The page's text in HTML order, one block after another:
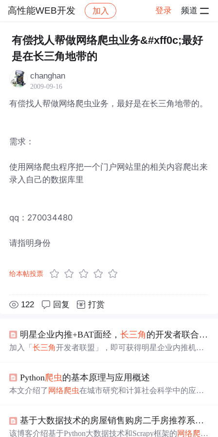
高性能WEB开发 加入 登录 频道
社区 高性能WEB开发 帖子详情
有偿找人帮做网络爬虫业务&#xff0c;最好
是在长三角地带的
changhan
2009-09-16
有偿找人帮做网络爬虫业务，最好是在长三角地带的。
需求：
使用网络爬虫程序把一个门户网站里的相关内容爬出来
录入自己的数据库里
qq：270034480
请指明身份
给本帖投票
122 回复 打赏
明星企业内推+BAT面经，长三角 的开发者联合起来！
加入「长三角开发者联盟」，即可获得明星企业内推机
动优先参与权。适合长三角地区的优秀开发者。
Python爬虫的基本原理与应用概述
本文介绍了 网络爬虫在城市研究和计算社会科学中的应
抓取流程，以及如何通过Python学习网络爬虫技术。 基于大数据技术的房屋销售购房二手房推荐系统的设计与实现
该博客介绍基于Python大数据技术和Scrapy框架的网络爬虫